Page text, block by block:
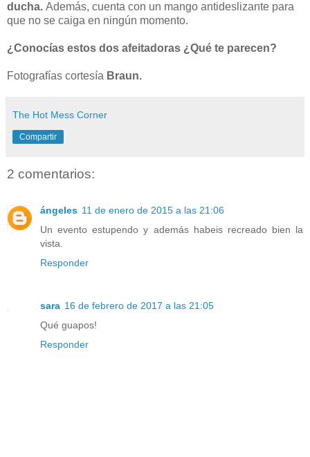
ducha. Además, cuenta con un mango antideslizante para
que no se caiga en ningún momento.
¿Conocías estos dos afeitadoras ¿Qué te parecen?
Fotografías cortesía Braun.
The Hot Mess Corner
Compartir
2 comentarios:
ángeles 11 de enero de 2015 a las 21:06
Un evento estupendo y además habeis recreado bien la
vista.
Responder
sara 16 de febrero de 2017 a las 21:05
Qué guapos!
Responder